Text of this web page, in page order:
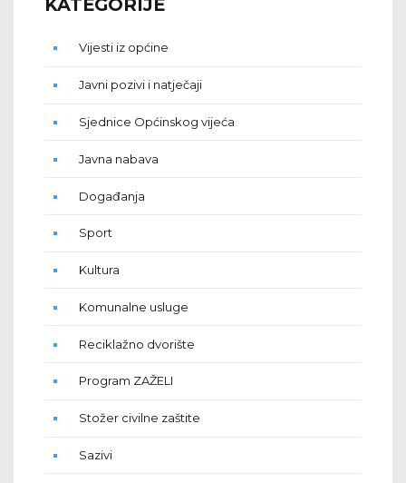
KATEGORIJE
Vijesti iz općine
Javni pozivi i natječaji
Sjednice Općinskog vijeća
Javna nabava
Događanja
Sport
Kultura
Komunalne usluge
Reciklažno dvorište
Program ZAŽELI
Stožer civilne zaštite
Sazivi